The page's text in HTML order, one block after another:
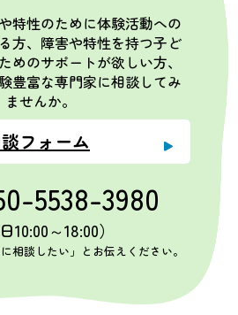
特性のために体験活動への
方、障害や特性を持つ子ど
めのサポートが欲しい方、
豊富な専門家に相談してみ
ませんか。
フォーム
5538-3980
10:00～18:00）
相談したい」とお伝えください。